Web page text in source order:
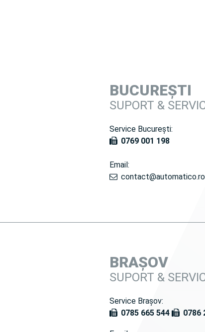
BUCUREȘTI
SUPORT &
Service București:
0769 001 198
Email:
contact@automatico.ro
BRAȘOV
SUPORT &
Service Brașov:
0785 665 544
0786